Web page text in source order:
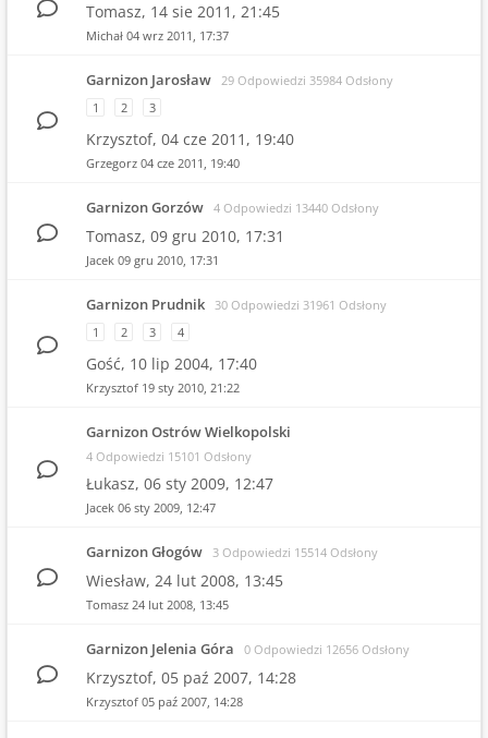
Tomasz, 14 sie 2011, 21:45
Michał 04 wrz 2011, 17:37
Garnizon Jarosław 29 Odpowiedzi 35984 Odsłony
1
2 3
Krzysztof, 04 cze 2011, 19:40
Grzegorz 04 cze 2011, 19:40
Garnizon Gorzów 4 Odpowiedzi 13440 Odsłony
Tomasz, 09 gru 2010, 17:31
Jacek 09 gru 2010, 17:31
Garnizon Prudnik 30 Odpowiedzi 31961 Odsłony
1
2 3 4
Gość, 10 lip 2004, 17:40
Krzysztof 19 sty 2010, 21:22
Garnizon Ostrów Wielkopolski
4 Odpowiedzi 15101 Odsłony
Łukasz, 06 sty 2009, 12:47
Jacek 06 sty 2009, 12:47
Garnizon Głogów 3 Odpowiedzi 15514 Odsłony
Wiesław, 24 lut 2008, 13:45
Tomasz 24 lut 2008, 13:45
Garnizon Jelenia Góra 0 Odpowiedzi 12656 Odsłony
Krzysztof, 05 paź 2007, 14:28
Krzysztof 05 paź 2007, 14:28